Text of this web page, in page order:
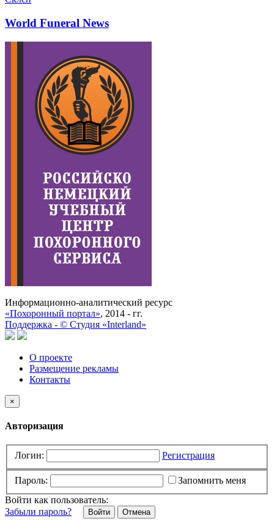
World Funeral News
Информационно-аналитический ресурс
«Похоронный портал», 2014 - гг.
Поддержка - © Cтудия «Interland»
О проекте
Размещение рекламы
Контакты
×
Авторизация
Логин: Регистрация
Пароль:
Запомнить меня
Войти как пользователь:
Забыли пароль?
Отмена